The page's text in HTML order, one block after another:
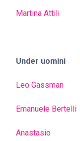
Martina Attili
Under uomini
Leo Gassman
Emanuele Bertelli
Anastasio